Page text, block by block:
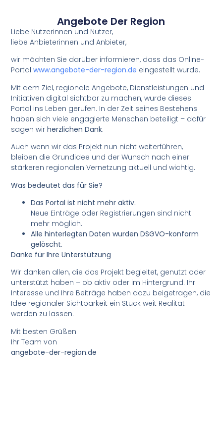
Angebote Der Region
Liebe Nutzerinnen und Nutzer,
liebe Anbieterinnen und Anbieter,
wir möchten Sie darüber informieren, dass das Online-
Portalwww.angebote-der-region.de eingestellt wurde.
Mit dem Ziel, regionale Angebote, Dienstleistungen und
Initiativen digital sichtbar zu machen, wurde dieses
Portal ins Leben gerufen. In der Zeit seines Bestehens
haben sich viele engagierte Menschen beteiligt – dafür
sagen wirherzlichen Dank.
Auch wenn wir das Projekt nun nicht weiterführen,
bleiben die Grundidee und der Wunsch nach einer
stärkeren regionalen Vernetzung aktuell und wichtig.
Was bedeutet das für Sie?
Das Portal ist nicht mehr aktiv.
Neue Einträge oder Registrierungen sind nicht
mehr möglich.
Alle hinterlegten Daten wurden DSGVO-konform
gelöscht.
Danke für Ihre Unterstützung
Wir danken allen, die das Projekt begleitet, genutzt oder
unterstützt haben – ob aktiv oder im Hintergrund. Ihr
Interesse und Ihre Beiträge haben dazu beigetragen, die
Idee regionaler Sichtbarkeit ein Stück weit Realität
werden zu lassen.
Mit besten Grüßen
Ihr Team von
angebote-der-region.de